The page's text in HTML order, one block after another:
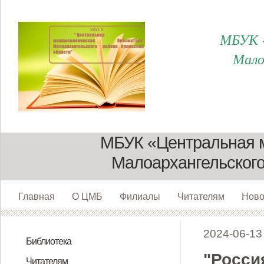
МБУК
Главная О ЦМБ Филиалы Читателям
МБУК «Центральная
Библиотека
Читателям
2024-06-